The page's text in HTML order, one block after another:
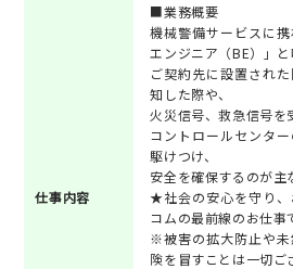
仕事内容
■業務概要
機械警備サービスに
エンジニア（BE）」と
ご契約先に設置され
知した際や、
火災信号、救急信号を
コントロールセンタ
駆けつけ、
安全を確保するのが主
★社会の安心を守り、
コムの最前線のお仕事
※被害の拡大防止や
険を冒すことは一切ご